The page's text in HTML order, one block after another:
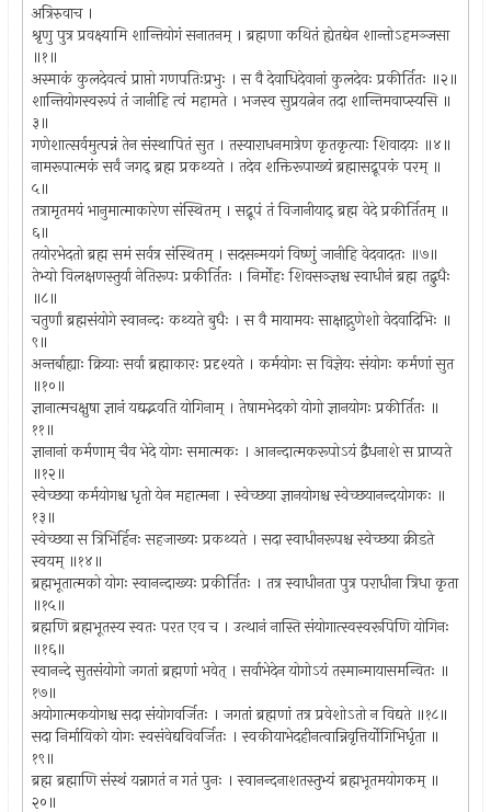
अत्रिरुवाच ।
श्रृणु पुत्र प्रवक्ष्यामि शान्तियोगं सनातनम् । ब्रह्मणा कथितं ह्येतद्येन शान्तोऽहमञ्जसा
॥१॥
अस्माकं कुलदेवत्वं प्राप्तो गणपतिःप्रभुः । स वै देवाधिदेवानां कुलदेवः प्रकीर्तितः ॥२॥
शान्तियोगस्वरूपं तं जानीहि त्वं महामते । भजस्व सुप्रयत्नेन तदा शान्तिमवाप्स्यसि ॥
३॥
गणेशात्सर्वमुत्पन्नं तेन संस्थापितं सुत । तस्याराधनमात्रेण कृतकृत्याः शिवादयः ॥४॥
नामरूपात्मकं सर्वं जगद् ब्रह्म प्रकथ्यते । तदेव शक्तिरूपाख्यं ब्रह्मासद्रूपकं परम् ॥
५॥
तत्रामृतमयं भानुमात्माकारेण संस्थितम् । सद्रूपं तं विजानीयाद् ब्रह्म वेदे प्रकीर्तितम् ॥
६॥
तयोरभेदतो ब्रह्म समं सर्वत्र संस्थितम् । सदसन्मयगं विष्णुं जानीहि वेदवादतः ॥७॥
तेभ्यो विलक्षणस्तुर्या नेतिरूपः प्रकीर्तितः । निर्मोहः शिवसञ्ज्ञश्च स्वाधीनं ब्रह्म तद्बुधैः
॥८॥
चतुर्णां ब्रह्मसंयोगे स्वानन्दः कथ्यते बुधैः । स वै मायामयः साक्षाद्गुणेशो वेदवादिभिः ॥
९॥
अन्तर्बाह्याः क्रियाः सर्वा ब्रह्माकारः प्रदृश्यते । कर्मयोगः स विज्ञेयः संयोगः कर्मणां सुत
॥१०॥
ज्ञानात्मचक्षुषा ज्ञानं यद्यद्भवति योगिनाम् । तेषामभेदको योगो ज्ञानयोगः प्रकीर्तितः ॥
११॥
ज्ञानानां कर्मणाम् चैव भेदे योगः समात्मकः । आनन्दात्मकरूपोऽयं द्वैधनाशे स प्राप्यते
॥१२॥
स्वेच्छया कर्मयोगश्च धृतो येन महात्मना । स्वेच्छया ज्ञानयोगश्च स्वेच्छयानन्दयोगकः ॥
१३॥
स्वेच्छया स त्रिभिर्हिनः सहजाख्यः प्रकथ्यते । सदा स्वाधीनरूपश्च स्वेच्छया क्रीडते
स्वयम् ॥१४॥
ब्रह्मभूतात्मको योगः स्वानन्दाख्यः प्रकीर्तितः । तत्र स्वाधीनता पुत्र पराधीना त्रिधा कृता
॥१५॥
ब्रह्मणि ब्रह्मभूतस्य स्वतः परत एव च । उत्थानं नास्ति संयोगात्स्वस्वरूपिणि योगिनः
॥१६॥
स्वानन्दे सुतसंयोगो जगतां ब्रह्मणां भवेत् । सर्वाभेदेन योगोऽयं तस्मान्मायासमन्वितः ॥
१७॥
अयोगात्मकयोगश्च सदा संयोगवर्जितः । जगतां ब्रह्मणां तत्र प्रवेशोऽतो न विद्यते ॥१८॥
सदा निर्मायिको योगः स्वसंवेद्यविवर्जितः । स्वकीयाभेदहीनत्वान्निवृत्तिर्योगिभिर्धृता ॥
१९॥
ब्रह्म ब्रह्माणि संस्थं यन्नागतं न गतं पुनः । स्वानन्दनाशतस्तुभ्यं ब्रह्मभूतमयोगकम् ॥
२०॥